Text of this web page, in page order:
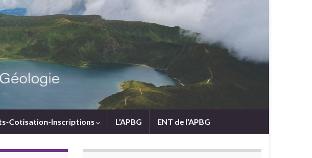
Cotisation-Inscriptions L’APBG ENT de l’APBG